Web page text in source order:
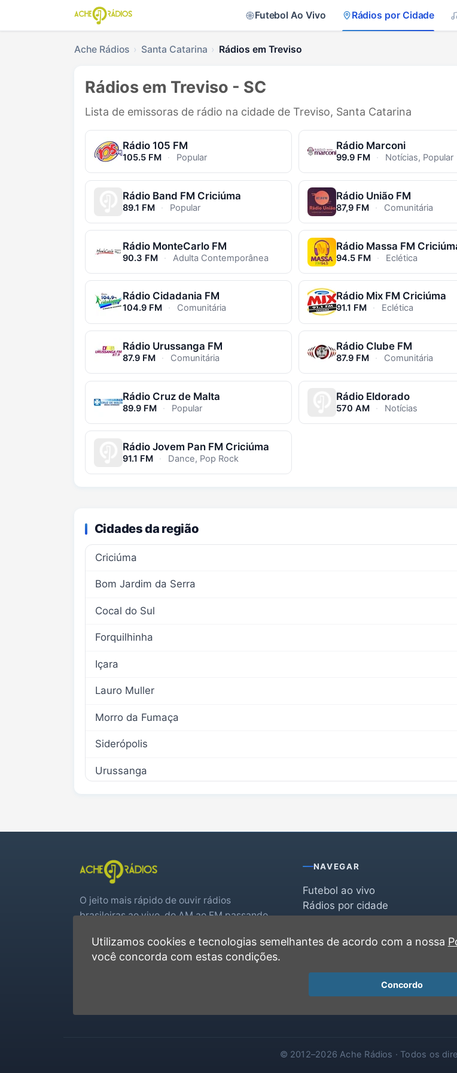
Futebol Ao Vivo Rádios por Cidade
Ache Rádios Santa Catarina Rádios em Treviso
Rádios em Treviso - SC
Lista de emissoras de rádio na cidade de Treviso, Santa Catarina
Rádio 105 FM
105.5 FM · Popular
Rádio Marconi
99.9 FM · Notícias, Popular
Rádio Band FM Criciúma
89.1 FM · Popular
Rádio União FM
87,9 FM · Comunitária
Rádio MonteCarlo FM
90.3 FM · Adulta Contemporânea
Rádio Massa FM
94.5 FM · Eclética
Rádio Cidadania FM
104.9 FM · Comunitária
Rádio Mix FM Criciúma
91.1 FM · Eclética
Rádio Urussanga FM
87.9 FM · Comunitária
Rádio Clube FM
87.9 FM · Comunitária
Rádio Cruz de Malta
89.9 FM · Popular
Rádio Eldorado
570 AM · Notícias
Rádio Jovem Pan FM Criciúma
91.1 FM · Dance, Pop Rock
Cidades da região
Criciúma
Bom Jardim da Serra
Cocal do Sul
Forquilhinha
Içara
Lauro Muller
Morro da Fumaça
Siderópolis
Urussanga
O jeito mais rápido de ouvir rádios
brasileiras ao vivo, do AM ao FM passando
real.
NAVEGAR
Futebol ao vivo
Rádios por cidade
Favoritas
Recentes
© 2012–2026 Ache Rádios · Todos os
Utilizamos cookies e tecnologias semelhantes de acordo com a nossa
você concorda com estas condições.
Concordo